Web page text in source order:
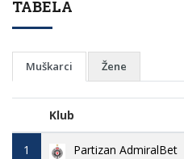
TABELA
Muškarci Žene
Klub
1 Partizan AdmiralBet